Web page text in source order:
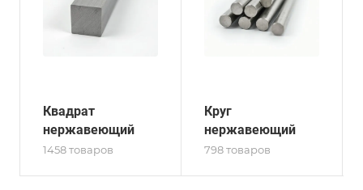
Квадрат
нержавеющий
1458 товаров
Круг
нержавеющий
798 товаров